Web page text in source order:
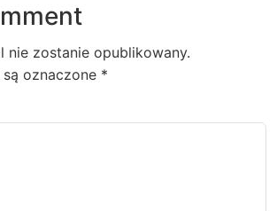
nie zostanie opublikowany.
oznaczone *